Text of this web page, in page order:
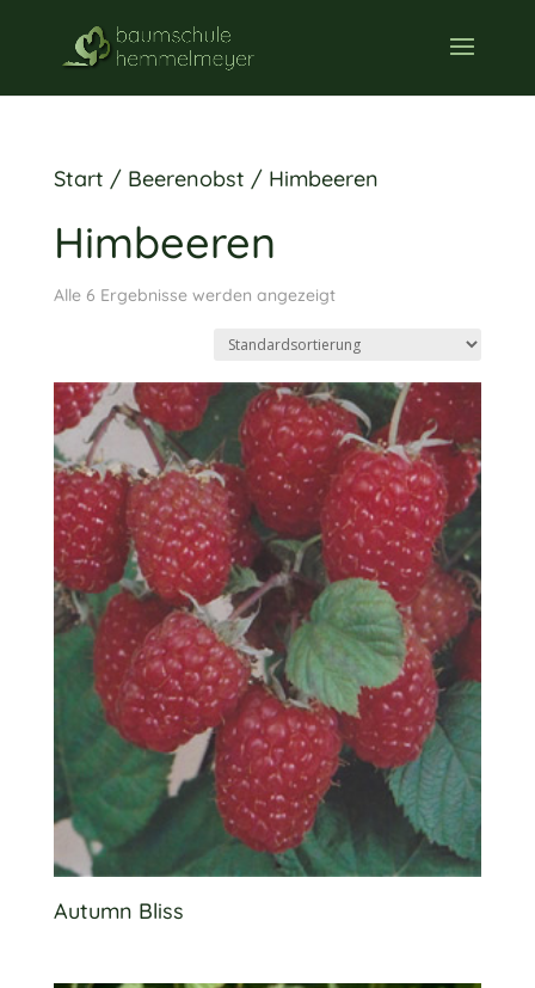
Start / Beerenobst / Himbeeren
Himbeeren
Alle 6 Ergebnisse werden angezeigt
Autumn Bliss